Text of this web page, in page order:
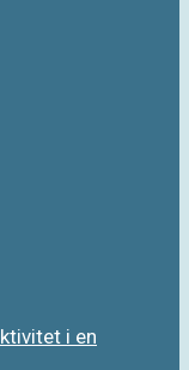
i en